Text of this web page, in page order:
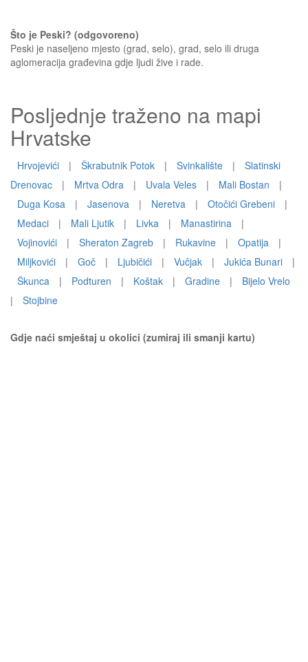
Što je Peski? (odgovoreno)
Peski je naseljeno mjesto (grad, selo), grad, selo ili druga
aglomeracija građevina gdje ljudi žive i rade.
Posljednje traženo na mapi
Hrvatske
Hrvojevići | Škrabutnik Potok | Svinkalište |
Slatinski
Drenovac
| Mrtva Odra | Uvala Veles | Mali Bostan
|
Duga Kosa
| Jasenova | Neretva | Otočići Grebeni
|
Medaci
| Mali Ljutik | Livka | Manastirina
|
Vojinovići
| Sheraton Zagreb | Rukavine | Opatija
|
Miljkovići
| Goč | Ljubičići | Vučjak | Jukića Bunari
|
Škunca
| Podturen | Koštak | Gradine |
Bijelo Vrelo
|
Stojbine
Gdje naći smještaj u okolici (zumiraj ili smanji kartu)